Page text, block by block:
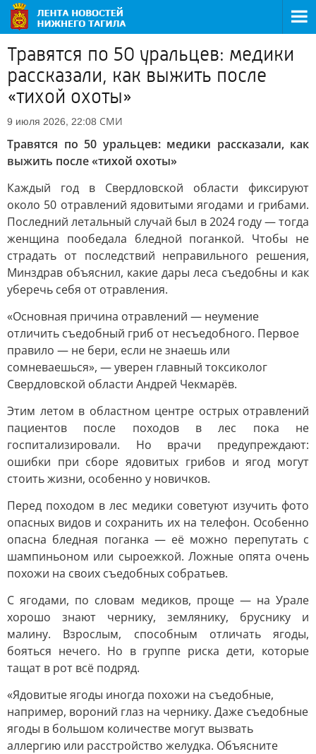
Травятся по 50 уральцев: медики
рассказали, как выжить после
«тихой охоты»
9 июля 2026, 22:08 СМИ
Травятся по 50 уральцев: медики рассказали, как
выжить после «тихой охоты»
Каждый год в Свердловской области фиксируют
около 50 отравлений ядовитыми ягодами и грибами.
Последний летальный случай был в 2024 году — тогда
женщина пообедала бледной поганкой. Чтобы не
страдать от последствий неправильного решения,
Минздрав объяснил, какие дары леса съедобны и как
уберечь себя от отравления.
«Основная причина отравлений — неумение
отличить съедобный гриб от несъедобного. Первое
правило — не бери, если не знаешь или
сомневаешься», — уверен главный токсиколог
Свердловской области Андрей Чекмарёв.
Этим летом в областном центре острых отравлений
пациентов после походов в лес пока не
госпитализировали. Но врачи предупреждают:
ошибки при сборе ядовитых грибов и ягод могут
стоить жизни, особенно у новичков.
Перед походом в лес медики советуют изучить фото
опасных видов и сохранить их на телефон. Особенно
опасна бледная поганка — её можно перепутать с
шампиньоном или сыроежкой. Ложные опята очень
похожи на своих съедобных собратьев.
С ягодами, по словам медиков, проще — на Урале
хорошо знают чернику, землянику, бруснику и
малину. Взрослым, способным отличать ягоды,
бояться нечего. Но в группе риска дети, которые
тащат в рот всё подряд.
«Ядовитые ягоды иногда похожи на съедобные,
например, вороний глаз на чернику. Даже съедобные
ягоды в большом количестве могут вызвать
аллергию или расстройство желудка. Объясните